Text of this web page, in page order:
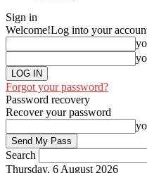
Sign in
Welcome!Log into your
Forgot your password?
Password recovery
Recover your password
Search
Thursday, 6 August 2026